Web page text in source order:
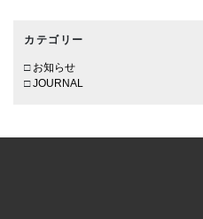
カテゴリー
お知らせ
JOURNAL